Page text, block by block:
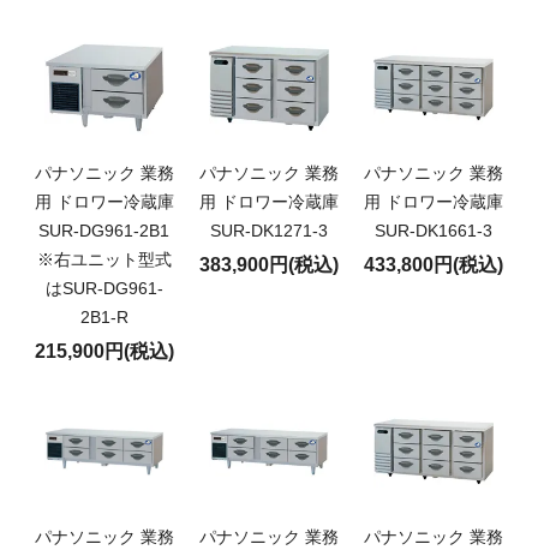
パナソニック 業務
用 ドロワー冷蔵庫
SUR-DG961-2B1
※右ユニット型式
はSUR-DG961-
2B1-R
215,900円(税込)
パナソニック 業務
用 ドロワー冷蔵庫
SUR-DK1271-3
383,900円(税込)
パナソニック 業務
用 ドロワー冷蔵庫
SUR-DK1661-3
433,800円(税込)
パナソニック 業務
パナソニック 業務
パナソニック 業務